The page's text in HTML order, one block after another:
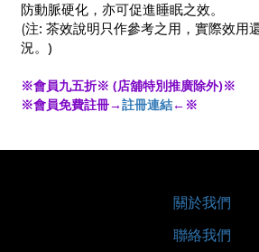
防動脈硬化，亦可促進睡眠之效。
(注: 茶效說明只作參考之用，實際效用
況。 )
※會員九五折※ (店舖特別推廣除外)※
※會員免費註冊→註冊連結←※
關於我們
聯絡我們